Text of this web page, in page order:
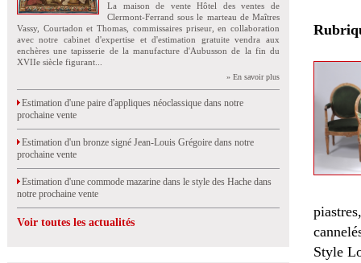
La maison de vente Hôtel des ventes de
Clermont-Ferrand sous le marteau de Maîtres
Vassy, Courtadon et Thomas, commissaires priseur, en collaboration
avec notre cabinet d'expertise et d'estimation gratuite vendra aux
enchères une tapisserie de la manufacture d'Aubusson de la fin du
XVIIe siècle figurant...
» En savoir plus
Estimation d'une paire d'appliques néoclassique dans notre
prochaine vente
Estimation d'un bronze signé Jean-Louis Grégoire dans notre
prochaine vente
Estimation d'une commode mazarine dans le style des Hache dans
notre prochaine vente
Voir toutes les actualités
Style